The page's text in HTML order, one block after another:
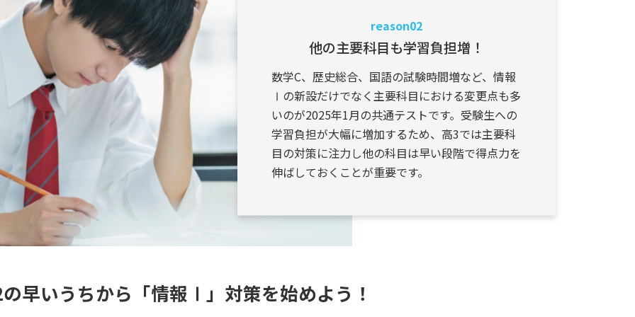
reason02
他の主要科目も学習負担増！
数学C、歴史総合、国語の試験時間増など、情報
Ⅰの新設だけでなく主要科目における変更点も多
いのが2025年1月の共通テストです。受験生への
学習負担が大幅に増加するため、高3では主要科
目の対策に注力し他の科目は早い段階で得点力を
伸ばしておくことが重要です。
早いうちから 「情報Ⅰ」対策を始めよう！